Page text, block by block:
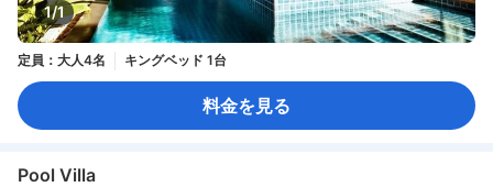
1/1
定員：大人4名 キングベッド 1台
料金を見る
Pool Villa